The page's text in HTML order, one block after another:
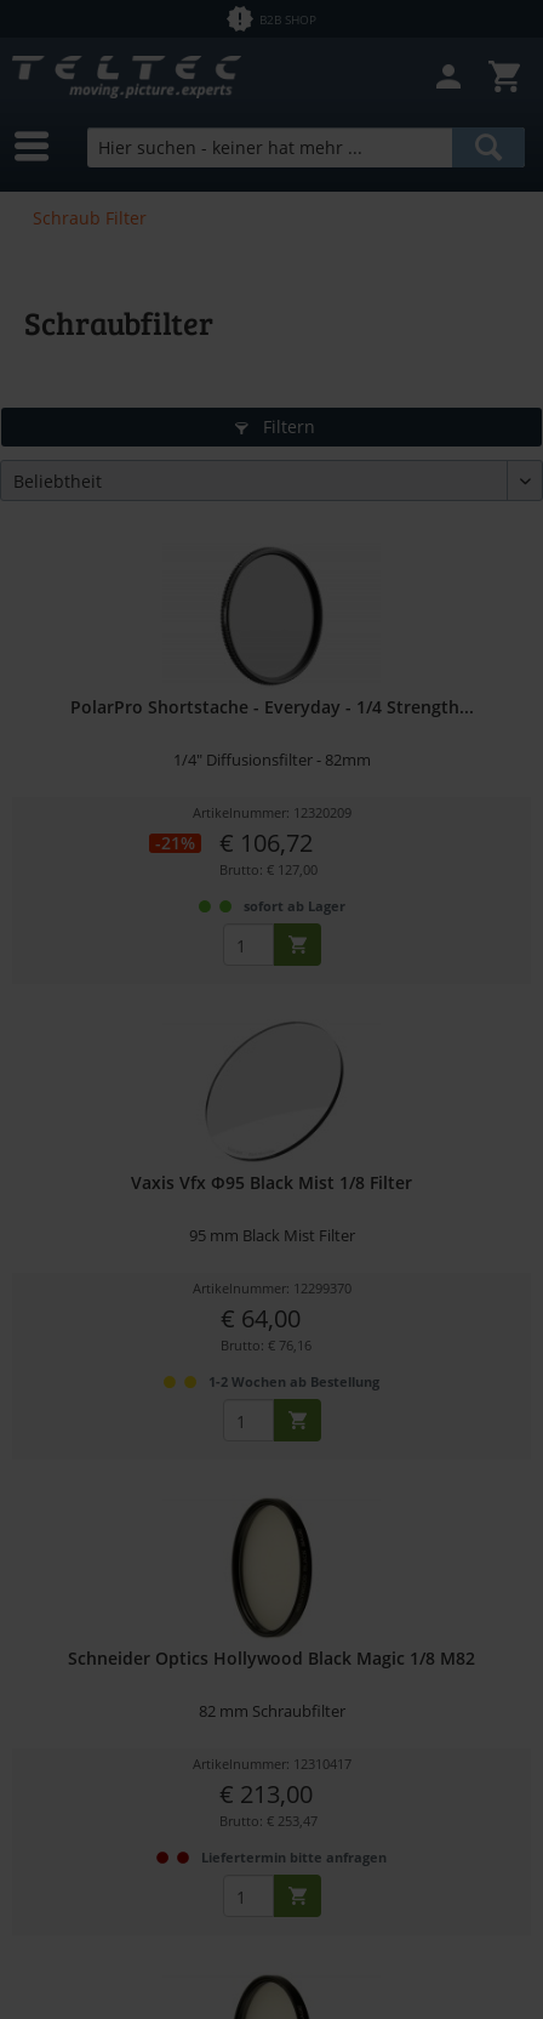
B2B SHOP
Schraub Filter
Schraubfilter
Filtern
PolarPro Shortstache - Everyday - 1/4 Strength...
1/4" Diffusionsfilter - 82mm
Artikelnummer: 12320209
-21% € 106,72
Brutto: € 127,00
sofort ab Lager
Vaxis Vfx Φ95 Black Mist 1/8 Filter
95 mm Black Mist Filter
Artikelnummer: 12299370
€ 64,00
Brutto: € 76,16
1-2 Wochen ab Bestellung
Schneider Optics Hollywood Black Magic 1/8 M82
82 mm Schraubfilter
Artikelnummer: 12310417
€ 213,00
Brutto: € 253,47
Liefertermin bitte anfragen